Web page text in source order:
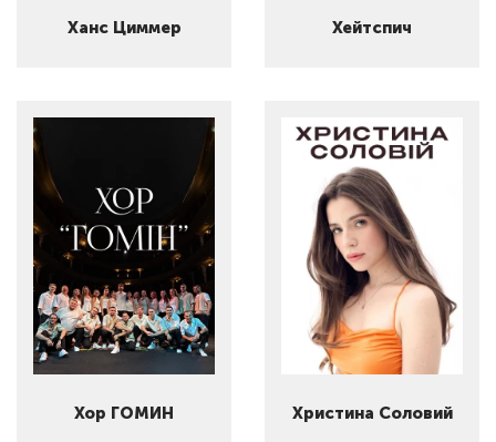
Ханс Циммер Хейтспич
Хор ГОМИН Христина Соловий